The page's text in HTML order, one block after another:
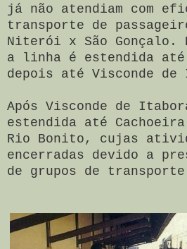
já não atendiam com
transporte de
Niterói x São Gonçalo.
a linha é estendida até
depois até Visconde
Após Visconde de
estendida até Cachoeira
Rio Bonito, cujas
encerradas devido a
de grupos de